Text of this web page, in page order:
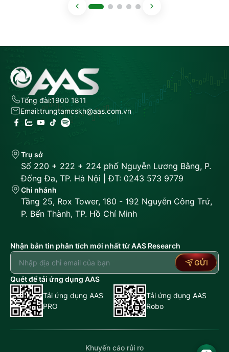
Tổng đài:1900 1811
Email:trungtamcskh@aas.com.vn
Trụ sở
Số 220 + 222 + 224 phố Nguyễn Lương Bằng, P.
Đống Đa, TP. Hà Nội | ĐT: 0243 573 9779
Chi nhánh
Tầng 25, Rox Tower, 180 - 192 Nguyễn Công Trứ,
P. Bến Thành, TP. Hồ Chí Minh
Nhận bản tin phân tích mới nhất từ AAS Research
GỬI
Quét để tải ứng dụng AAS
Tải ứng dụng AAS
PRO
Tải ứng dụng AAS
Robo
Khuyến cáo rủi ro